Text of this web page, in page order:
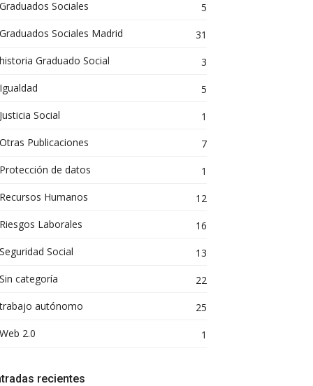
Graduados Sociales
5
Graduados Sociales Madrid
31
historia Graduado Social
3
Igualdad
5
Justicia Social
1
Otras Publicaciones
7
Protección de datos
1
Recursos Humanos
12
Riesgos Laborales
16
Seguridad Social
13
Sin categoría
22
trabajo autónomo
25
Web 2.0
1
recientes